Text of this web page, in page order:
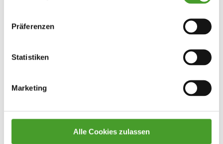
Präferenzen
Statistiken
Marketing
Alle Cookies zulassen